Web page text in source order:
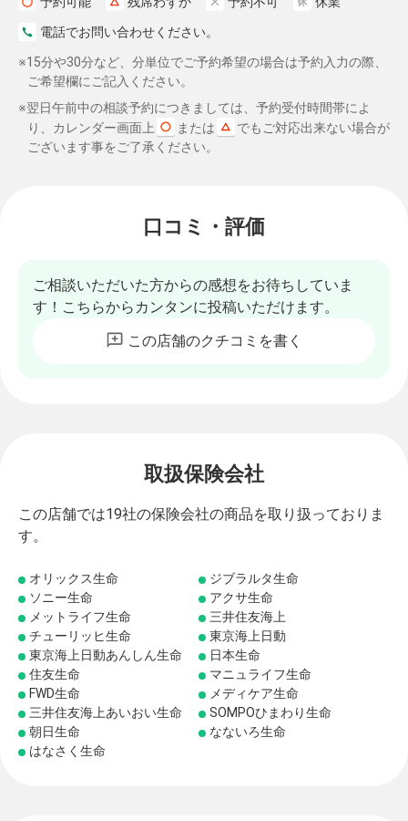
電話でお問い合わせください。
※15分や30分など、分単位でご予約希望の場合は予約入力の際、
ご希望欄にご記入ください。
※翌日午前中の相談予約につきましては、予約受付時間帯によ
り、カレンダー画面上
または
でもご対応出来ない場合が
ございます事をご了承ください。
口コミ・評価
ご相談いただいた方からの感想をお待ちしていま
す！こちらからカンタンに投稿いただけます。
この店舗のクチコミを書く
取扱保険会社
この店舗では19社の保険会社の商品を取り扱っておりま
す。
オリックス生命
ジブラルタ生命
ソニー生命
アクサ生命
メットライフ生命
三井住友海上
チューリッヒ生命
東京海上日動
東京海上日動あんしん生命
日本生命
住友生命
マニュライフ生命
FWD生命
メディケア生命
三井住友海上あいおい生命
SOMPOひまわり生命
朝日生命
なないろ生命
はなさく生命